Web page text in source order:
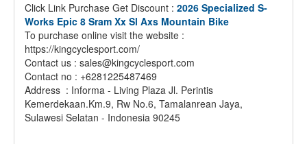
Click Link Purchase Get Discount : 2026 Specialized S-
Works Epic 8 Sram Xx Sl Axs Mountain Bike
To purchase online visit the website :
https://kingcyclesport.com/
Contact us : sales@kingcyclesport.com
Contact no : +6281225487469
Address : Informa - Living Plaza Jl. Perintis
Kemerdekaan.Km.9, Rw No.6, Tamalanrean Jaya,
Sulawesi Selatan - Indonesia 90245